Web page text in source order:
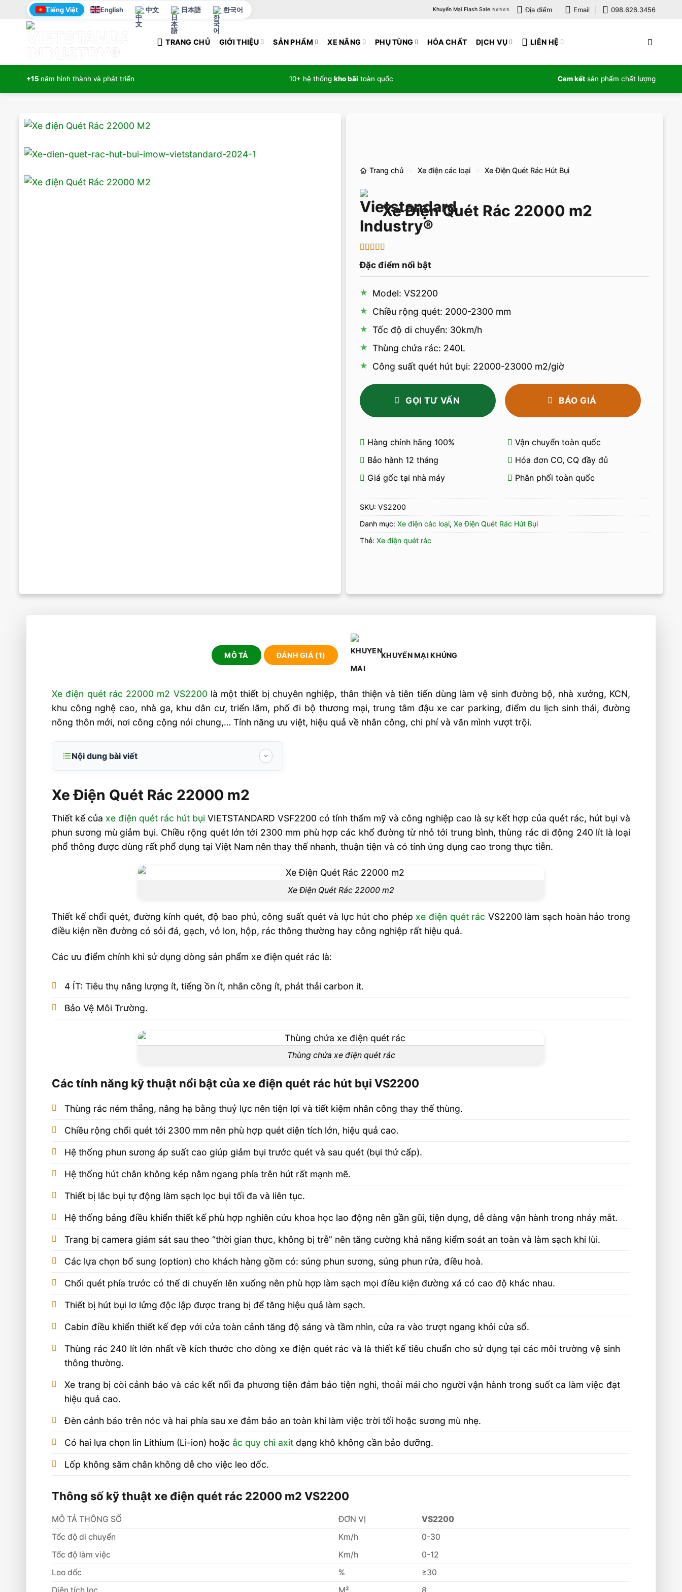
Tiếng Việt English 中文 日本語 한국어 Khuyến Mại Flash Sale ⭐️⭐️⭐️⭐️⭐️ Địa điểm Email 098.626.3456
TRANG CHỦ GIỚI THIỆU SẢN PHẨM XE NÂNG PHỤ TÙNG HÓA CHẤT DỊCH VỤ LIÊN HỆ
+15 năm hình thành và phát triển 10+ hệ thống kho bãi toàn quốc Cam kết sản phẩm chất lượng
Trang chủ Xe điện các loại Xe Điện Quét Rác Hút Bụi
Xe Điện Quét Rác 22000 m2
trên 5 dựa
trênđánh
giá
Đặc điểm nổi bật
Model: VS2200
Chiều rộng quét: 2000-2300 mm
Tốc độ di chuyển: 30km/h
Thùng chứa rác: 240L
Công suất quét hút bụi: 22000-23000 m2/giờ
GỌI TƯ VẤN BÁO GIÁ
Hàng chính hãng 100%
Vận chuyển toàn quốc
Bảo hành 12 tháng
Hóa đơn CO, CQ đầy đủ
Giá gốc tại nhà máy
Phân phối toàn quốc
SKU: VS2200
Danh mục: Xe điện các loại, Xe Điện Quét Rác Hút Bụi
Thẻ: Xe điện quét rác
MÔ TẢ ĐÁNH GIÁ (1) KHUYẾN MẠI KHỦNG
Xe điện quét rác 22000 m2 VS2200 là một thiết bị chuyên nghiệp, thân thiện và tiên tiến dùng làm vệ sinh đường bộ, nhà xưởng, KCN,
khu công nghệ cao, nhà ga, khu dân cư, triển lãm, phố đi bộ thương mại, trung tâm đậu xe car parking, điểm du lịch sinh thái, đường
nông thôn mới, nơi công cộng nói chung,… Tính năng ưu việt, hiệu quả về nhân công, chi phí và văn mình vượt trội.
Nội dung bài viết
Các tính năng kỹ thuật nổi bật của xe điện quét
Thông số kỹ thuật xe điện quét rác 22000 m2
VS2200
Xe Điện Quét Rác 22000 m2
Thiết kế của xe điện quét rác hút bụi VIETSTANDARD VSF2200 có tính thẩm mỹ và công nghiệp cao là sự kết hợp của quét rác, hút bụi và
phun sương mù giảm bụi. Chiều rộng quét lớn tới 2300 mm phù hợp các khổ đường từ nhỏ tới trung bình, thùng rác di động 240 lít là loại
phổ thông được dùng rất phổ dụng tại Việt Nam nên thay thế nhanh, thuận tiện và có tính ứng dụng cao trong thực tiễn.
Xe Điện Quét Rác 22000 m2
Thiết kế chổi quét, đường kính quét, độ bao phủ, công suất quét và lực hút cho phép xe điện quét rác VS2200 làm sạch hoàn hảo trong
điều kiện nền đường có sỏi đá, gạch, vỏ lon, hộp, rác thông thường hay công nghiệp rất hiệu quả.
Các ưu điểm chính khi sử dụng dòng sản phẩm xe điện quét rác là:
4 ÍT: Tiêu thụ năng lượng ít, tiếng ồn ít, nhân công ít, phát thải carbon it.
Bảo Vệ Môi Trường.
Thùng chứa xe điện quét rác
Các tính năng kỹ thuật nổi bật của xe điện quét rác hút bụi VS2200
Thùng rác ném thẳng, nâng hạ bằng thuỷ lực nên tiện lợi và tiết kiệm nhân công thay thế thùng.
Chiều rộng chổi quét tới 2300 mm nên phù hợp quét diện tích lớn, hiệu quả cao.
Hệ thống phun sương áp suất cao giúp giảm bụi trước quét và sau quét (bụi thứ cấp).
Hệ thống hút chân không kép nằm ngang phía trên hút rất mạnh mẽ.
Thiết bị lắc bụi tự động làm sạch lọc bụi tối đa và liên tục.
Hệ thống bảng điều khiển thiết kế phù hợp nghiên cứu khoa học lao động nên gần gũi, tiện dụng, dễ dàng vận hành trong nháy mắt.
Trang bị camera giám sát sau theo “thời gian thực, không bị trễ” nên tăng cường khả năng kiểm soát an toàn và làm sạch khi lùi.
Các lựa chọn bổ sung (option) cho khách hàng gồm có: súng phun sương, súng phun rửa, điều hoà.
Chổi quét phía trước có thể di chuyển lên xuống nên phù hợp làm sạch mọi điều kiện đường xá có cao độ khác nhau.
Thiết bị hút bụi lơ lửng độc lập được trang bị để tăng hiệu quả làm sạch.
Cabin điều khiển thiết kế đẹp với cửa toàn cảnh tăng độ sáng và tầm nhìn, cửa ra vào trượt ngang khỏi cửa sổ.
Thùng rác 240 lít lớn nhất về kích thước cho dòng xe điện quét rác và là thiết kế tiêu chuẩn cho sử dụng tại các môi trường vệ sinh
thông thường.
Xe trang bị còi cảnh báo và các kết nối đa phương tiện đảm bảo tiện nghi, thoải mái cho người vận hành trong suốt ca làm việc đạt
hiệu quả cao.
Đèn cảnh báo trên nóc và hai phía sau xe đảm bảo an toàn khi làm việc trời tối hoặc sương mù nhẹ.
Có hai lựa chọn lin Lithium (Li-ion) hoặc ắc quy chì axit dạng khô không cần bảo dưỡng.
Lốp không săm chân không dễ cho việc leo dốc.
Thông số kỹ thuật xe điện quét rác 22000 m2 VS2200
MÔ TẢ THÔNG SỐ ĐƠN VỊ
VS2200
Tốc độ di chuyển
Km/h
0-30
Tốc độ làm việc
Km/h
0-12
Leo dốc
%
≥30